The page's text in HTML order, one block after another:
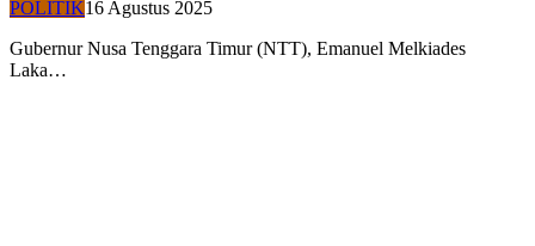
POLITIK16 Agustus 2025
Gubernur Nusa Tenggara Timur (NTT), Emanuel Melkiades
Laka…